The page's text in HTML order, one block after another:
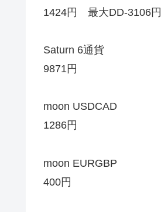
1424円 最大DD-3106円
Saturn 6通貨
9871円
moon USDCAD
1286円
moon EURGBP
400円